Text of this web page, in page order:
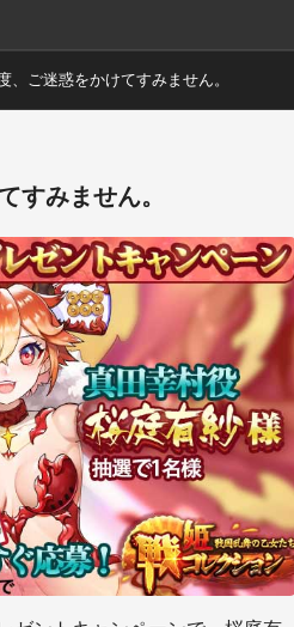
、ご迷惑をかけてすみません。
すみません。